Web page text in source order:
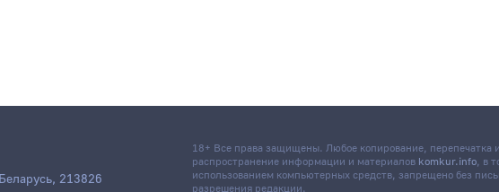
213826
18+ Все права защищены. Любое копирование, перепечатка
распространение информации и материалов komkur.info, в
использованием компьютерных средств, запрещено без
разрешения редакции.